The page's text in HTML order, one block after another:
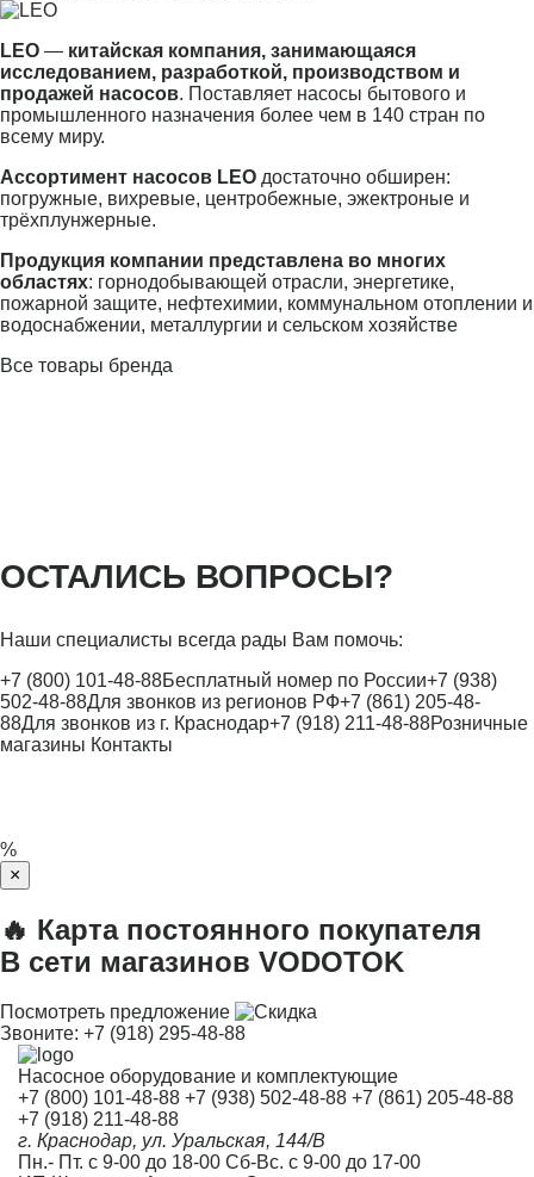
LEO — китайская компания, занимающаяся
исследованием, разработкой, производством и
продажей насосов. Поставляет насосы бытового и
промышленного назначения более чем в 140 стран по
всему миру.
Ассортимент насосов LEO достаточно обширен:
погружные, вихревые, центробежные, эжектроные и
трёхплунжерные.
Продукция компании представлена во многих
областях: горнодобывающей отрасли, энергетике,
пожарной защите, нефтехимии, коммунальном отоплении и
водоснабжении, металлургии и сельском хозяйстве
Все товары бренда
ОСТАЛИСЬ ВОПРОСЫ?
Наши специалисты всегда рады Вам помочь:
+7 (800) 101-48-88Бесплатный номер по России+7 (938)
502-48-88Для звонков из регионов РФ+7 (861) 205-48-
88Для звонков из г. Краснодар+7 (918) 211-48-88Розничные
магазины Контакты
%
×
🔥 Карта постоянного покупателя
В сети магазинов VODOTOK
Посмотреть предложение
Звоните: +7 (918) 295-48-88
Насосное оборудование и комплектующие
+7 (800) 101-48-88 +7 (938) 502-48-88 +7 (861) 205-48-88
+7 (918) 211-48-88
г. Краснодар, ул. Уральская, 144/В
Пн.- Пт. с 9-00 до 18-00 Сб-Вс. с 9-00 до 17-00